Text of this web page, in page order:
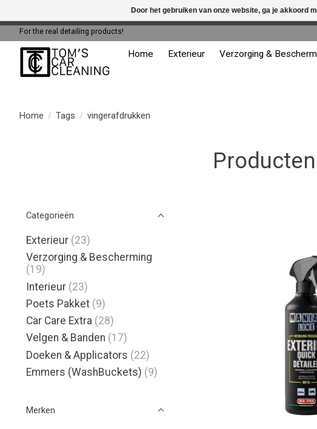
For the real detailing products!
Home Exterieur Verzorging &
Home / Tags / vingerafdrukken
Categorieën
Exterieur (23)
Verzorging & Bescherming
(19)
Interieur (23)
Poets Pakket (9)
Car Care Extra (28)
Velgen & Banden (17)
Doeken & Applicators (22)
Emmers (WashBuckets) (9)
Merken
Door het gebruiken van onze website, ga je akkoord
← Keer terug naar de backofficeDeze winkel is